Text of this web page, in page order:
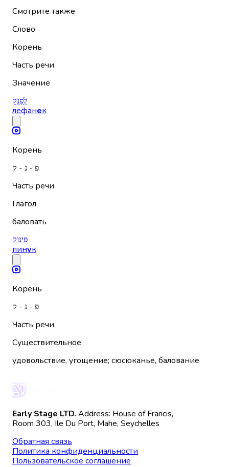
Смотрите также
Слово
Корень
Часть речи
Значение
לְפַנֵּק
лефанек
Корень
פ - נ - ק
Часть речи
Глагол
баловать
פִּינּוּק
пинук
Корень
פ - נ - ק
Часть речи
Существительное
удовольствие, угощение; сюсюканье, балование
Early Stage LTD. Address: House of Francis,
Room 303, Ile Du Port, Mahe, Seychelles
Обратная связь
Политика конфиденциальности
Пользовательское соглашение